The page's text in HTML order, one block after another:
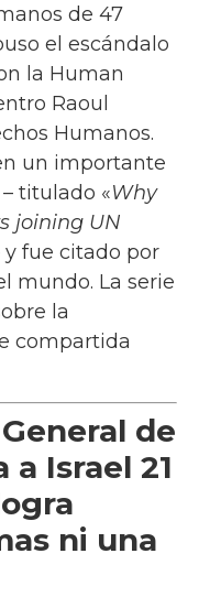
de 47
el escándalo
la Human
Raoul
Humanos.
un importante
– titulado «Why
joining UN
y fue citado por
mundo. La serie
la
compartida
de
a Israel 21
ni una